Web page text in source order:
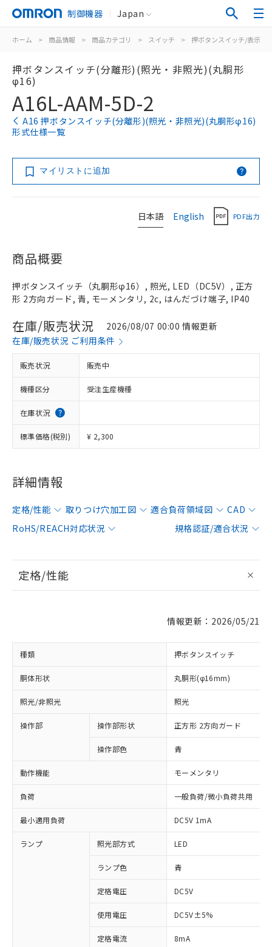
制御機器 Japan
ホーム > 商品情報 > 商品カテゴリ > スイッチ > 押ボタンスイッチ/表示灯
押ボタンスイッチ(分離形)(照光・非照光)(丸胴形
φ16)
A16L-AAM-5D-2
A16 押ボタンスイッチ(分離形)(照光・非照光)(丸胴形φ16)
形式仕様一覧
マイリストに追加
日本語 English PDF出力
商品概要
押ボタンスイッチ（丸胴形φ16）, 照光, LED（DC5V）, 正方
形 2方向ガード, 青, モーメンタリ, 2c, はんだづけ端子, IP40
在庫/販売状況
2026/08/07 00:00 情報更新
在庫/販売状況 ご利用条件
販売状況 販売中
機種区分 受注生産機種
在庫状況
標準価格(税別) ¥ 2,300
詳細情報
定格/性能 取りつけ穴加工図 適合負荷領域図
CAD
RoHS/REACH対応状況
規格認証/適合状況
定格/性能
情報更新：2026/05/21
種類 押ボタンスイッチ
胴体形状 丸胴形(φ16mm)
照光/非照光 照光
操作部 操作部形状 正方形 2方向ガード
操作部色 青
動作機能 モーメンタリ
負荷 一般負荷/微小負荷共用
最小適用負荷 DC5V 1mA
ランプ 照光部方式 LED
ランプ色 青
定格電圧 DC5V
使用電圧 DC5V±5%
定格電流 8mA